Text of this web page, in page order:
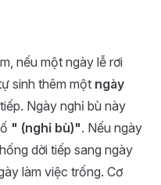
nếu một ngày lễ rơi
sinh thêm một ngày
Ngày nghỉ bù này
" (nghỉ bù)". Nếu ngày
dời tiếp sang ngày
làm việc trống. Cơ